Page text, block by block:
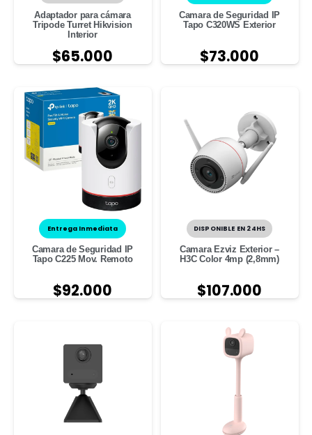
Adaptador para cámara
Tripode Turret Hikvision
Interior
$65.000
Camara de Seguridad IP
Tapo C320WS Exterior
$73.000
Entrega Inmediata
Camara de Seguridad IP
Tapo C225 Mov. Remoto
$92.000
DISPONIBLE EN 24HS
Camara Ezviz Exterior –
H3C Color 4mp (2,8mm)
$107.000